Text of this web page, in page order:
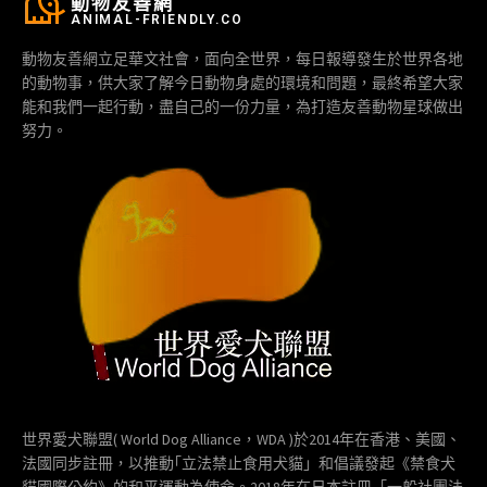
ANIMAL-FRIENDLY.CO
動物友善網立足華文社會，面向全世界，每日報導發生於世界各地
的動物事，供大家了解今日動物身處的環境和問題，最終希望大家
能和我們一起行動，盡自己的一份力量，為打造友善動物星球做出
努力。
世界愛犬聯盟( World Dog Alliance，WDA )於2014年在香港、美國、
法國同步註冊，以推動｢立法禁止食用犬貓」和倡議發起《禁食犬